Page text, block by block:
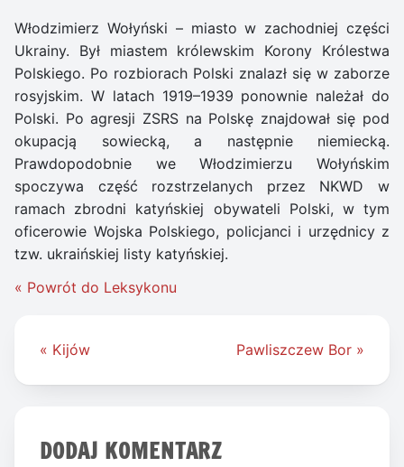
Włodzimierz Wołyński – miasto w zachodniej części
Ukrainy. Był miastem królewskim Korony Królestwa
Polskiego. Po rozbiorach Polski znalazł się w zaborze
rosyjskim. W latach 1919–1939 ponownie należał do
Polski. Po agresji ZSRS na Polskę znajdował się pod
okupacją sowiecką, a następnie niemiecką.
Prawdopodobnie we Włodzimierzu Wołyńskim
spoczywa część rozstrzelanych przez NKWD w
ramach zbrodni katyńskiej obywateli Polski, w tym
oficerowie Wojska Polskiego, policjanci i urzędnicy z
tzw. ukraińskiej listy katyńskiej.
« Powrót do Leksykonu
Nawigacja
« Kijów Pawliszczew Bor »
DODAJ KOMENTARZ